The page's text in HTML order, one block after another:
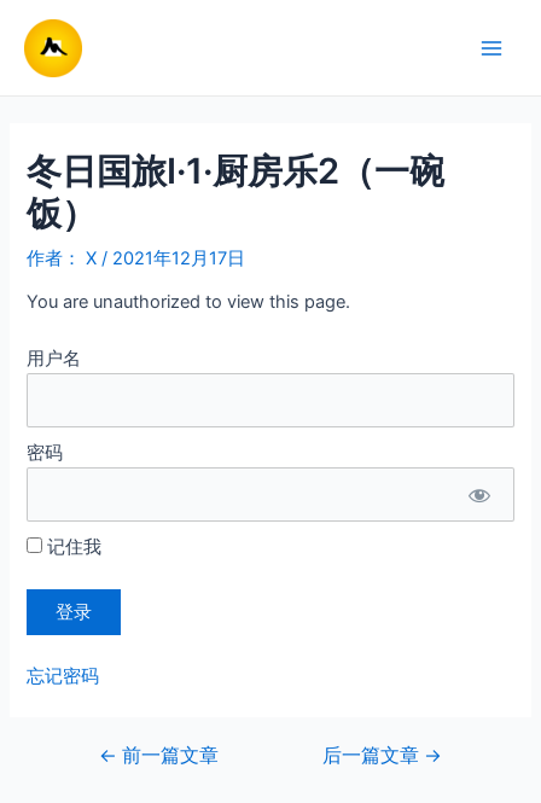
冬日国旅Ⅰ·1·厨房乐2（一碗
饭）
作者： X/ 2021年12月17日
You are unauthorized to view this page.
用户名
密码
记住我
忘记密码
← 前一篇文章 后一篇文章 →